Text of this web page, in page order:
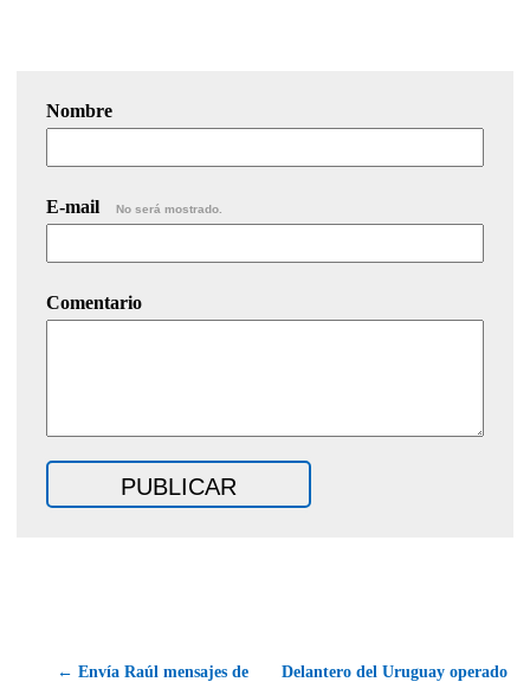
Nombre
E-mail No será mostrado.
Comentario
← Envía Raúl mensajes de
Delantero del Uruguay operado